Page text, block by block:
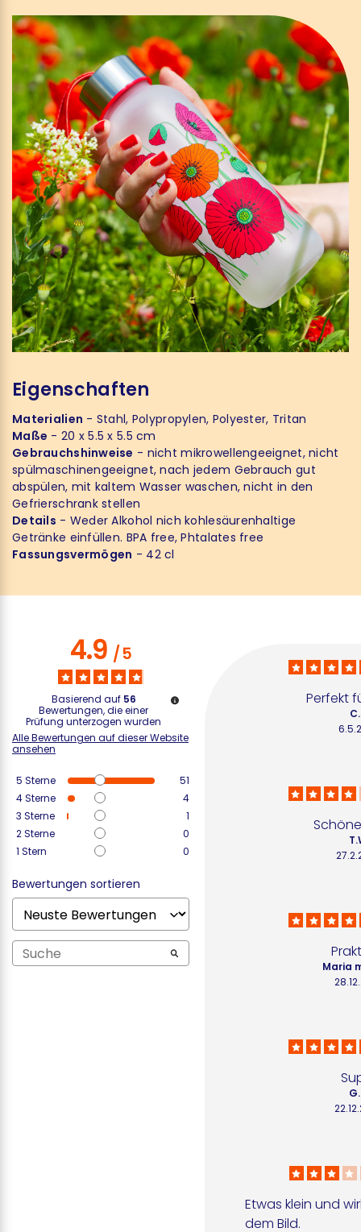
Eigenschaften
Materialien - Stahl, Polypropylen, Polyester, Tritan
Maße - 20 x 5.5 x 5.5 cm
Gebrauchshinweise - nicht mikrowellengeeignet, nicht
spülmaschinengeeignet, nach jedem Gebrauch gut
abspülen, mit kaltem Wasser waschen, nicht in den
Gefrierschrank stellen
Details - Weder Alkohol nich kohlesäurenhaltige
Getränke einfüllen. BPA free, Phtalates free
Fassungsvermögen - 42 cl
4.9/5
Basierend auf 56
Bewertungen, die einer
Prüfung unterzogen wurden
Alle Bewertungen auf dieser Website
ansehen
5 Sterne
51
4Sterne
4
3 Sterne
1
2Sterne
0
1 Stern 0
Bewertungen sortieren
Perfekt
Maria
Etwas klein und
dem Bild.